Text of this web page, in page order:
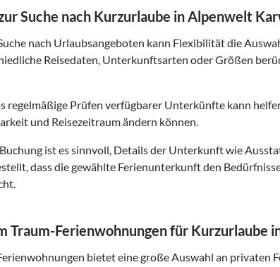
Suche nach Kurzurlaube in Alpenwelt
nach Urlaubsangeboten kann Flexibilität die
Reisedaten, Unterkunftsarten oder Größen
regelmäßige Prüfen verfügbarer Unterkünfte kann
und Reisezeitraum ändern können.
ist es sinnvoll, Details der Unterkunft wie
dass die gewählte Ferienunterkunft den
Traum-Ferienwohnungen für Kurzurlaube
bietet eine große Auswahl an privaten